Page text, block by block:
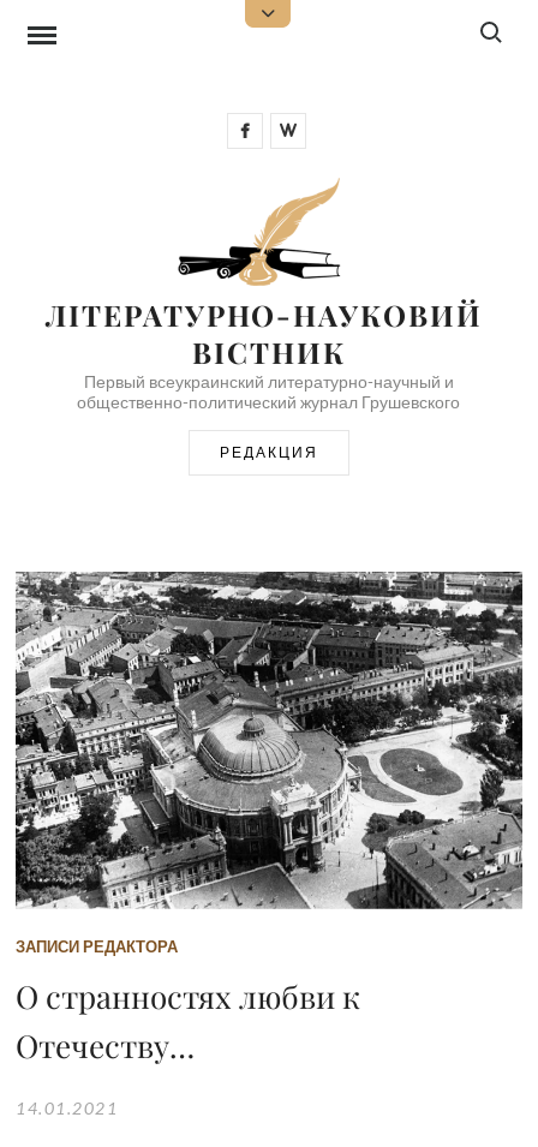
Открыть
Поиск:
FacebookWikipedia
ЛІТЕРАТУРНО-НАУКОВИЙ
ВІСТНИК
Первый всеукраинский литературно-научный и
общественно-политический журнал Грушевского
РЕДАКЦИЯ
ЗАПИСИ РЕДАКТОРА
О странностях любви к
Отечеству…
14.01.2021